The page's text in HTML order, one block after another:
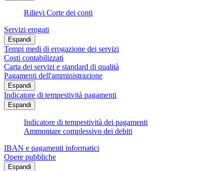
Rilievi Corte dei conti
Servizi erogati
Espandi
Tempi medi di erogazione dei servizi
Costi contabilizzati
Carta dei servizi e standard di qualità
Pagamenti dell'amministrazione
Espandi
Indicatore di tempestività pagamenti
Espandi
Indicatore di tempestività dei pagamenti
Ammontare complessivo dei debiti
IBAN e pagamenti informatici
Opere pubbliche
Espandi